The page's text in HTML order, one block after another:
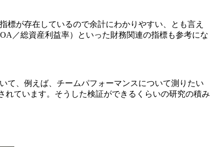
が存在しているので余計にわかりやすい、とも言え
／総資産利益率）といった財務関連の指標も参考にな
て、例えば、チームパフォーマンスについて測りたい
ています。そうした検証ができるくらいの研究の積み